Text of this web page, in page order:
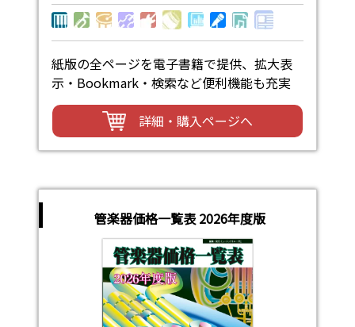
紙版の全ページを電子書籍で提供、拡大表
示・Bookmark・検索など便利機能も充実
詳細・購入ページへ
管楽器価格一覧表 2026年度版